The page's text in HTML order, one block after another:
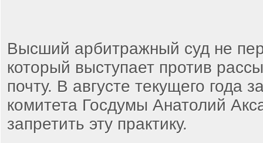
Высший арбитражный суд не
который выступает против
почту. В августе текущего года
комитета Госдумы Анатолий
запретить эту практику.